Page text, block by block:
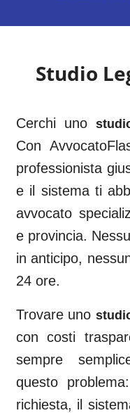
Studio
Cerchi uno
Con
professionista
e il sistema ti
avvocato
e provincia.
in anticipo,
24 ore.
Trovare uno
con costi
sempre
questo
richiesta, il